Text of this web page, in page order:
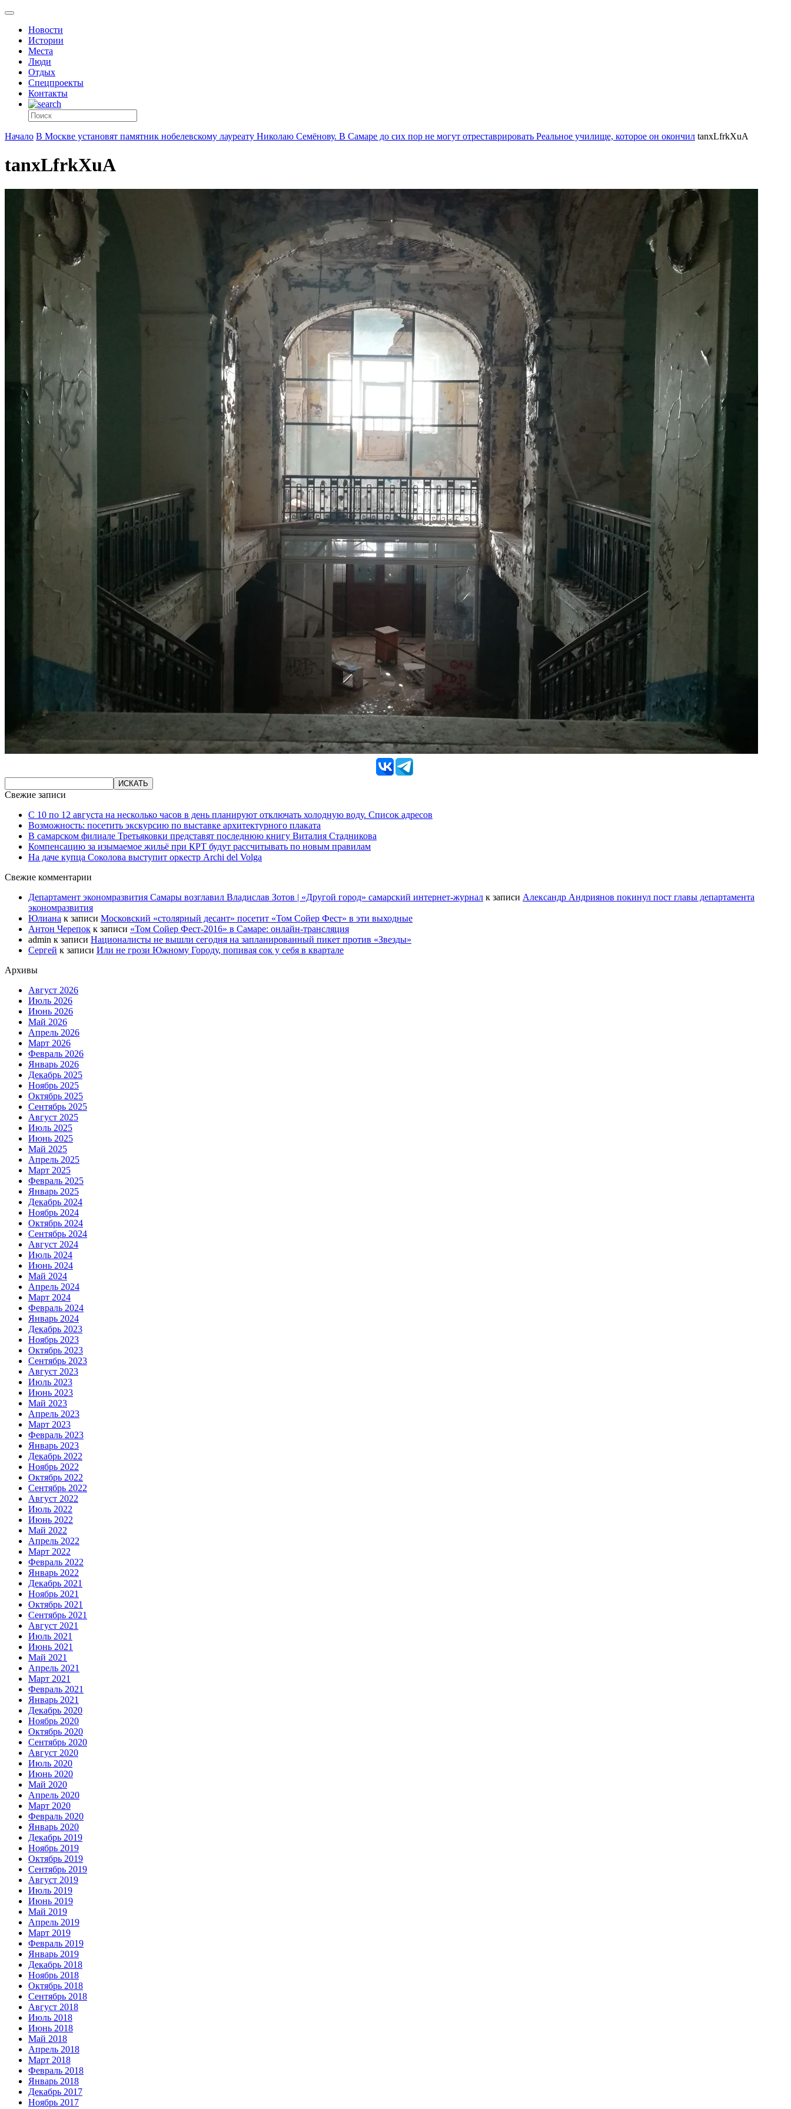
Новости
Истории
Места
Люди
Отдых
Спецпроекты
Контакты
Начало В Москве установят памятник нобелевскому лауреату Николаю Семёнову. В Самаре до сих пор не могут отреставрировать Реальное училище, которое он окончил tanxLfrkXuA
tanxLfrkXuA
Свежие записи
С 10 по 12 августа на несколько часов в день планируют отключать холодную воду. Список адресов
Возможность: посетить экскурсию по выставке архитектурного плаката
В самарском филиале Третьяковки представят последнюю книгу Виталия Стадникова
Компенсацию за изымаемое жильё при КРТ будут рассчитывать по новым правилам
На даче купца Соколова выступит оркестр Archi del Volga
Свежие комментарии
Департамент экономразвития Самары возглавил Владислав Зотов | «Другой город» самарский интернет-журнал к записи Александр Андриянов покинул пост главы департамента
экономразвития
Юлиана к записи Московский «столярный десант» посетит «Том Сойер Фест» в эти выходные
Антон Черепок к записи «Том Сойер Фест-2016» в Самаре: онлайн-трансляция
admin к записи Националисты не вышли сегодня на запланированный пикет против «Звезды»
Сергей к записи Или не грози Южному Городу, попивая сок у себя в квартале
Архивы
Август 2026
Июль 2026
Июнь 2026
Май 2026
Апрель 2026
Март 2026
Февраль 2026
Январь 2026
Декабрь 2025
Ноябрь 2025
Октябрь 2025
Сентябрь 2025
Август 2025
Июль 2025
Июнь 2025
Май 2025
Апрель 2025
Март 2025
Февраль 2025
Январь 2025
Декабрь 2024
Ноябрь 2024
Октябрь 2024
Сентябрь 2024
Август 2024
Июль 2024
Июнь 2024
Май 2024
Апрель 2024
Март 2024
Февраль 2024
Январь 2024
Декабрь 2023
Ноябрь 2023
Октябрь 2023
Сентябрь 2023
Август 2023
Июль 2023
Июнь 2023
Май 2023
Апрель 2023
Март 2023
Февраль 2023
Январь 2023
Декабрь 2022
Ноябрь 2022
Октябрь 2022
Сентябрь 2022
Август 2022
Июль 2022
Июнь 2022
Май 2022
Апрель 2022
Март 2022
Февраль 2022
Январь 2022
Декабрь 2021
Ноябрь 2021
Октябрь 2021
Сентябрь 2021
Август 2021
Июль 2021
Июнь 2021
Май 2021
Апрель 2021
Март 2021
Февраль 2021
Январь 2021
Декабрь 2020
Ноябрь 2020
Октябрь 2020
Сентябрь 2020
Август 2020
Июль 2020
Июнь 2020
Май 2020
Апрель 2020
Март 2020
Февраль 2020
Январь 2020
Декабрь 2019
Ноябрь 2019
Октябрь 2019
Сентябрь 2019
Август 2019
Июль 2019
Июнь 2019
Май 2019
Апрель 2019
Март 2019
Февраль 2019
Январь 2019
Декабрь 2018
Ноябрь 2018
Октябрь 2018
Сентябрь 2018
Август 2018
Июль 2018
Июнь 2018
Май 2018
Апрель 2018
Март 2018
Февраль 2018
Январь 2018
Декабрь 2017
Ноябрь 2017